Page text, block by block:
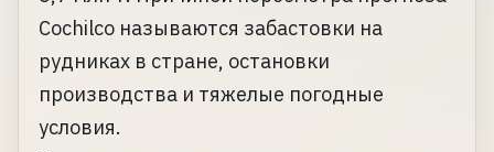
Cochilco называются забастовки на
рудниках в стране, остановки
производства и тяжелые погодные
условия.